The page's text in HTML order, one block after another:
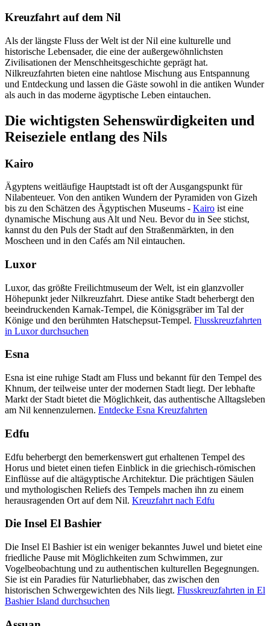
Kreuzfahrt auf dem Nil
Als der längste Fluss der Welt ist der Nil eine kulturelle und
historische Lebensader, die eine der außergewöhnlichsten
Zivilisationen der Menschheitsgeschichte geprägt hat.
Nilkreuzfahrten bieten eine nahtlose Mischung aus Entspannung
und Entdeckung und lassen die Gäste sowohl in die antiken Wunder
als auch in das moderne ägyptische Leben eintauchen.
Die wichtigsten Sehenswürdigkeiten und
Reiseziele entlang des Nils
Kairo
Ägyptens weitläufige Hauptstadt ist oft der Ausgangspunkt für
Nilabenteuer. Von den antiken Wundern der Pyramiden von Gizeh
bis zu den Schätzen des Ägyptischen Museums - Kairo ist eine
dynamische Mischung aus Alt und Neu. Bevor du in See stichst,
kannst du den Puls der Stadt auf den Straßenmärkten, in den
Moscheen und in den Cafés am Nil eintauchen.
Luxor
Luxor, das größte Freilichtmuseum der Welt, ist ein glanzvoller
Höhepunkt jeder Nilkreuzfahrt. Diese antike Stadt beherbergt den
beeindruckenden Karnak-Tempel, die Königsgräber im Tal der
Könige und den berühmten Hatschepsut-Tempel. Flusskreuzfahrten
in Luxor durchsuchen
Esna
Esna ist eine ruhige Stadt am Fluss und bekannt für den Tempel des
Khnum, der teilweise unter der modernen Stadt liegt. Der lebhafte
Markt der Stadt bietet die Möglichkeit, das authentische Alltagsleben
am Nil kennenzulernen. Entdecke Esna Kreuzfahrten
Edfu
Edfu beherbergt den bemerkenswert gut erhaltenen Tempel des
Horus und bietet einen tiefen Einblick in die griechisch-römischen
Einflüsse auf die altägyptische Architektur. Die prächtigen Säulen
und mythologischen Reliefs des Tempels machen ihn zu einem
herausragenden Ort auf dem Nil. Kreuzfahrt nach Edfu
Die Insel El Bashier
Die Insel El Bashier ist ein weniger bekanntes Juwel und bietet eine
friedliche Pause mit Möglichkeiten zum Schwimmen, zur
Vogelbeobachtung und zu authentischen kulturellen Begegnungen.
Sie ist ein Paradies für Naturliebhaber, das zwischen den
historischen Schwergewichten des Nils liegt. Flusskreuzfahrten in El
Bashier Island durchsuchen